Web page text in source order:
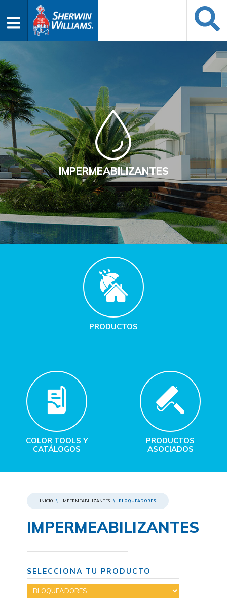
IMPERMEABILIZANTES
PRODUCTOS
COLOR TOOLS Y
CATÁLOGOS
PRODUCTOS
ASOCIADOS
INICIO \ IMPERMEABILIZANTES \ BLOQUEADORES
IMPERMEABILIZANTES
SELECCIONA TU PRODUCTO